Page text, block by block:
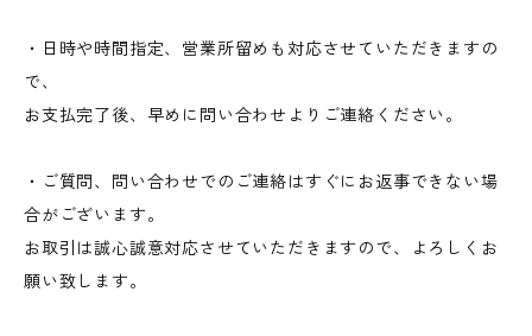
・日時や時間指定、営業所留めも対応させていただきますの
で、
お支払完了後、早めに問い合わせよりご連絡ください。
・ご質問、問い合わせでのご連絡はすぐにお返事できない場
合がございます。
お取引は誠心誠意対応させていただきますので、よろしくお
願い致します。